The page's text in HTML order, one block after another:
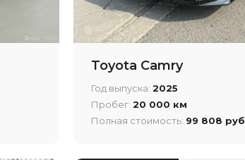
Toyota Camry
Год выпуска:2025
Пробег:20 000 км
Полная стоимость: 99 808 руб